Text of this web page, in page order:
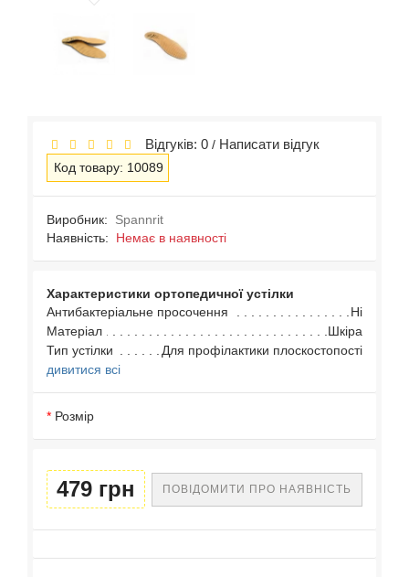
Відгуків: 0 / Написати відгук
Код товару: 10089
Виробник:
Spannrit
Наявність: Немає в наявності
Характеристики ортопедичної устілки
Антибактеріальне просочення
Ні
Матеріал
Шкіра
Тип устілки
Для профілактики плоскостопості
дивитися всі
Розмір
479 грн ПОВІДОМИТИ ПРО НАЯВНІСТЬ